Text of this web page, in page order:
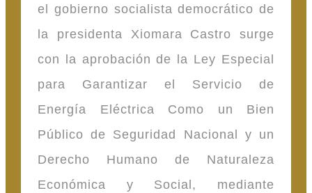
el gobierno socialista democrático de
la presidenta Xiomara Castro surge
con la aprobación de la Ley Especial
para Garantizar el Servicio de
Energía Eléctrica Como un Bien
Público de Seguridad Nacional y un
Derecho Humano de Naturaleza
Económica y Social, mediante